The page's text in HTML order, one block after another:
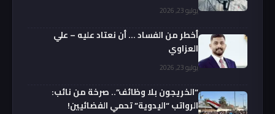
يوليو 23, 2026
أخطر من الفساد … أن نعتاد عليه – علي
العزاوي
يوليو 23, 2026
“الخريجون بلا وظائف”.. صرخة من نائب:
الرواتب “اليدوية” تحمي الفضائيين!